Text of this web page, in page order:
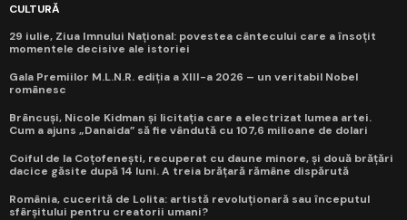
CULTURĂ
29 iulie, Ziua Imnului Național: povestea cântecului care a însoțit
momentele decisive ale istoriei
Gala Premiilor M.L.N.R. ediția a XIII-a 2026 – un veritabil Nobel
românesc
Brâncuși, Nicole Kidman și licitația care a electrizat lumea artei.
Cum a ajuns „Danaida” să fie vândută cu 107,6 milioane de dolari
Coiful de la Coțofenești, recuperat cu daune minore, și două brățări
dacice găsite după 14 luni. A treia brățară rămâne dispărută
România, cucerită de Lolita: artistă revoluționară sau începutul
sfârșitului pentru creatorii umani?